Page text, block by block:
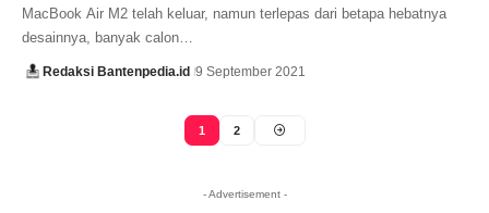
MacBook Air M2 telah keluar, namun terlepas dari betapa hebatnya
desainnya, banyak calon…
Redaksi Bantenpedia.id 9 September 2021
1 2
- Advertisement -